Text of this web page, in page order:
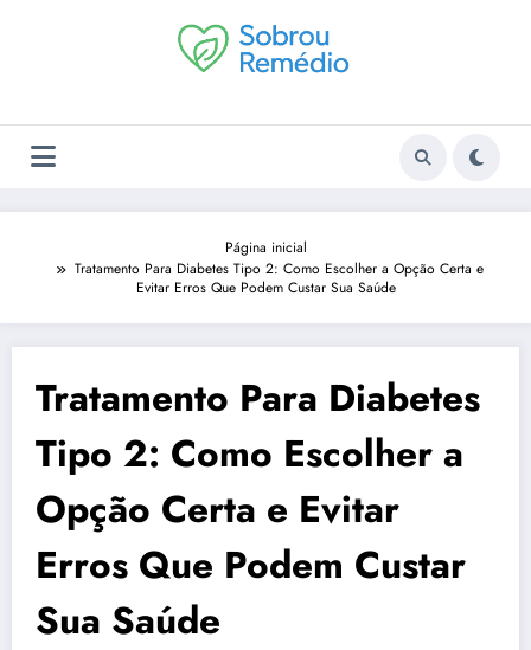
Página inicial
Tratamento Para Diabetes Tipo 2: Como Escolher a Opção Certa e
Evitar Erros Que Podem Custar Sua Saúde
Tratamento Para Diabetes
Tipo 2: Como Escolher a
Opção Certa e Evitar
Erros Que Podem Custar
Sua Saúde